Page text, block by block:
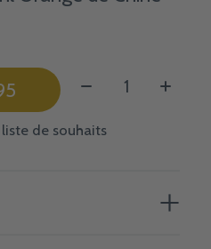
Quantité:
de souhaits